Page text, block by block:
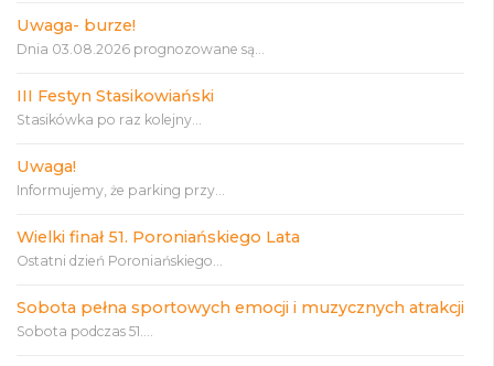
Uwaga- burze!
Dnia 03.08.2026 prognozowane są...
III Festyn Stasikowiański
Stasikówka po raz kolejny...
Uwaga!
Informujemy, że parking przy...
Wielki finał 51. Poroniańskiego Lata
Ostatni dzień Poroniańskiego...
Sobota pełna sportowych emocji i muzycznych atrakcji
Sobota podczas 51....